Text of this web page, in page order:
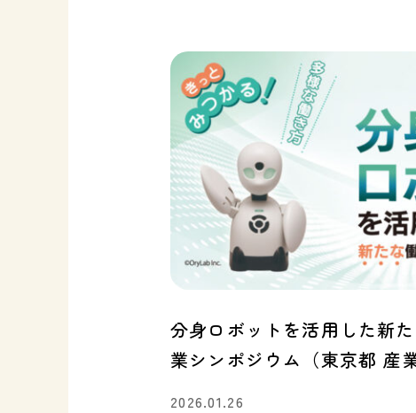
分身ロボットを活用した新
業シンポジウム（東京都 産
2026.01.26